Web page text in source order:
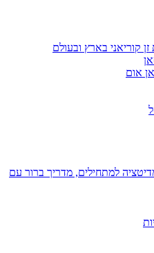
קוריאני בארץ ובעולם
אום
למתחילים, מדריך ברור עם